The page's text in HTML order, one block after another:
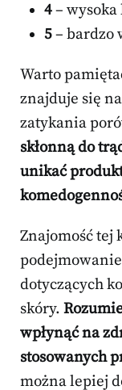
4– wysoka
5– bardzo
Warto
znajduje się
zatykania
skłonną do
unikać
Znajomość tej
dotyczących
skóry.
wpłynąć na
stosowanych
można lepiej